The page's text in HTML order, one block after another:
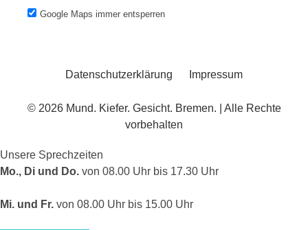
Google Maps immer entsperren
Datenschutzerklärung Impressum
© 2026 Mund. Kiefer. Gesicht. Bremen. | Alle Rechte
vorbehalten
Unsere Sprechzeiten
Mo., Di und Do. von 08.00 Uhr bis 17.30 Uhr
Mi. und Fr. von 08.00 Uhr bis 15.00 Uhr